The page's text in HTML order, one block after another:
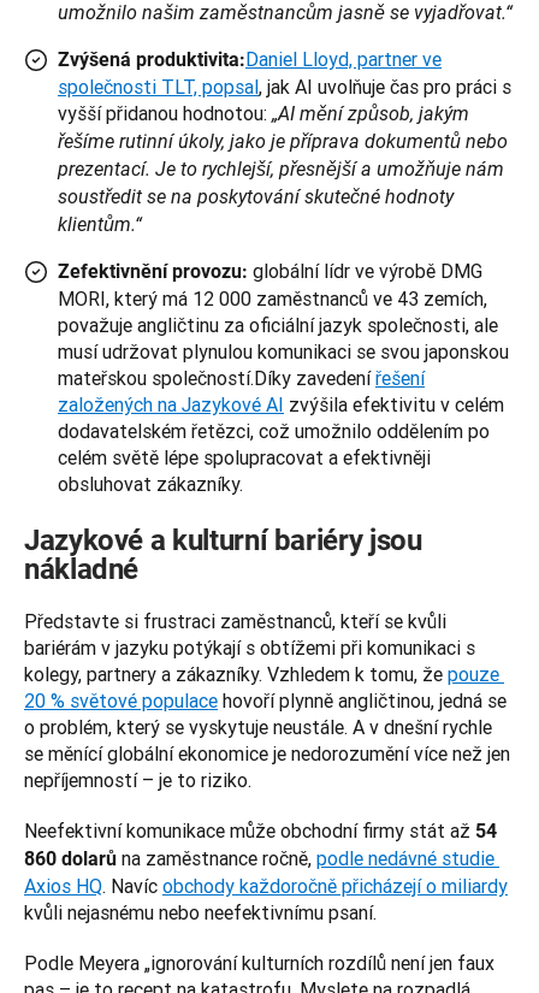
umožnilo našim zaměstnancům jasně se vyjadřovat.“
Zvýšená produktivita:Daniel Lloyd, partner ve
společnosti TLT, popsal, jak AI uvolňuje čas pro práci s
vyšší přidanou hodnotou: „AI mění způsob, jakým
řešíme rutinní úkoly, jako je příprava dokumentů nebo
prezentací. Je to rychlejší, přesnější a umožňuje nám
soustředit se na poskytování skutečné hodnoty
klientům.“
Zefektivnění provozu: globální lídr ve výrobě DMG
MORI, který má 12 000 zaměstnanců ve 43 zemích,
považuje angličtinu za oficiální jazyk společnosti, ale
musí udržovat plynulou komunikaci se svou japonskou
mateřskou společností.Díky zavedenířešení
založených na Jazykové AI zvýšila efektivitu v celém
dodavatelském řetězci, což umožnilo oddělením po
celém světě lépe spolupracovat a efektivněji
obsluhovat zákazníky.
Jazykové a kulturní bariéry jsou
nákladné
Představte si frustraci zaměstnanců, kteří se kvůli
bariérám v jazyku potýkají s obtížemi při komunikaci s
kolegy, partnery a zákazníky. Vzhledem k tomu, že pouze
20 % světové populace hovoří plynně angličtinou, jedná se
o problém, který se vyskytuje neustále. A v dnešní rychle
se měnící globální ekonomice je nedorozumění více než jen
nepříjemností – je to riziko.
Neefektivní komunikace může obchodní firmy stát až 54
860 dolarů na zaměstnance ročně, podle nedávné studie
Axios HQ. Navíc obchody každoročně přicházejí o miliardy
kvůli nejasnému nebo neefektivnímu psaní.
Podle Meyera „ignorování kulturních rozdílů není jen faux